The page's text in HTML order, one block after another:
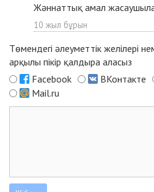
Жәннаттық амал
10 жыл бұрын
Төмендегі әлеуметтік желілері
арқылы пікір қалдыра аласыз
Facebook
ВКонтакте
Mail.ru